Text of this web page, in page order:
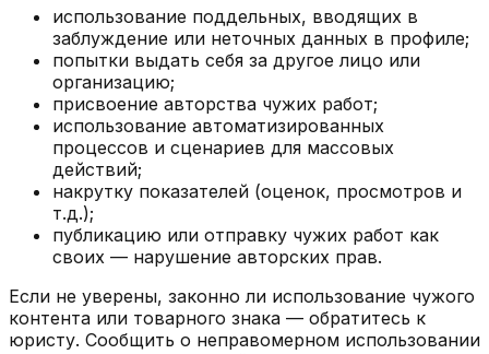
использование поддельных, вводящих в
заблуждение или неточных данных в профиле;
попытки выдать себя за другое лицо или
организацию;
присвоение авторства чужих работ;
использование автоматизированных
процессов и сценариев для массовых
действий;
накрутку показателей (оценок, просмотров и
т.д.);
публикацию или отправку чужих работ как
своих — нарушение авторских прав.
Если не уверены, законно ли использование чужого
контента или товарного знака — обратитесь к
юристу. Сообщить о неправомерном использовании